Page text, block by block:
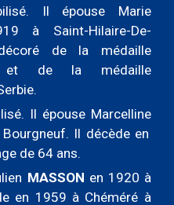
. Il
épouse Marie
à Saint-Hilaire-De-
de la médaille
et de la médaille
Il épouse Marcelline
Il décède en
de 64 ans.
MASSON en 1920 à
en 1959 à Chéméré à